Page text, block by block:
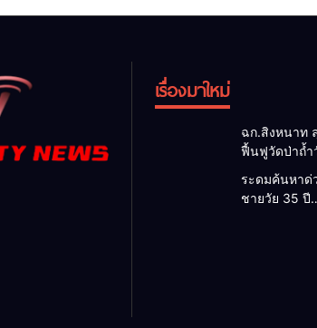
เรื่องมาใหม่
ฉก.สิงหนาท
ฟื้นฟูวัดป่าถ้ำ
ระดมกำลัง
เคลียร์ใต้สะพ
ซ่อมคอสะพา
ระดมค้นหาด่
ชายวัย 35 ปี